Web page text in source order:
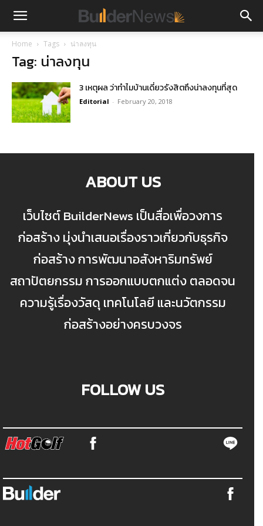
Home Tags น่าลงทุน
Tag: น่าลงทุน
3 เหตุผล ว่าทำไมบ้านเดี่ยวรังสิตถึงน่าลงทุนที่สุด
Editorial - February 20, 2018
ABOUT US
เว็บไซต์ BuilderNews เป็นสื่อเพื่อวงการ
ก่อสร้าง มุ่งนำเสนอเรื่องราวเกี่ยวกับธุรกิจ
ก่อสร้าง การพัฒนาอสังหาริมทรัพย์
สถาปัตยกรรม การออกแบบตกแต่ง ตลอดจน
ความรู้เรื่องวัสดุ เทคโนโลยี และนวัตกรรม
ก่อสร้างอย่างครบวงจร
FOLLOW US